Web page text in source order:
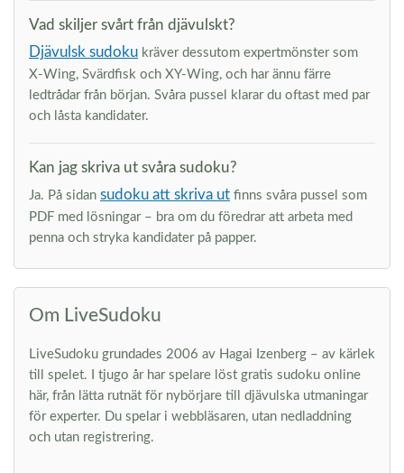
Vad skiljer svårt från djävulskt?
Djävulsk sudoku kräver dessutom expertmönster som
X-Wing, Svärdfisk och XY-Wing, och har ännu färre
ledtrådar från början. Svåra pussel klarar du oftast med par
och låsta kandidater.
Kan jag skriva ut svåra sudoku?
Ja. På sidan sudoku att skriva ut finns svåra pussel som
PDF med lösningar – bra om du föredrar att arbeta med
penna och stryka kandidater på papper.
Om LiveSudoku
LiveSudoku grundades 2006 av Hagai Izenberg – av kärlek
till spelet. I tjugo år har spelare löst gratis sudoku online
här, från lätta rutnät för nybörjare till djävulska utmaningar
för experter. Du spelar i webbläsaren, utan nedladdning
och utan registrering.